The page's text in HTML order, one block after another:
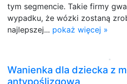
tym segmencie. Takie firmy
wypadku, że wózki zostaną
najlepszej... pokaż więcej »
Wanienka dla dziecka z
antypoślizgową